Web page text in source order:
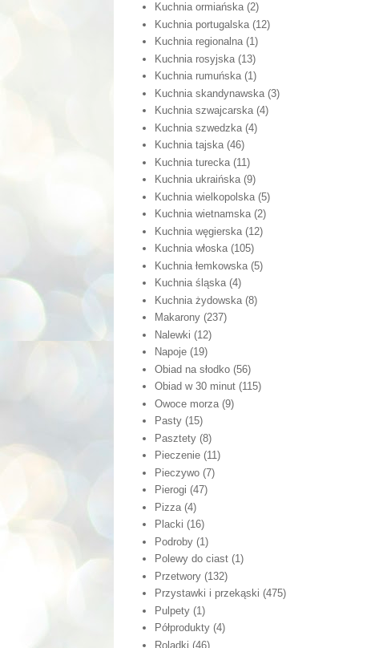
Kuchnia ormiańska (2)
Kuchnia portugalska (12)
Kuchnia regionalna (1)
Kuchnia rosyjska (13)
Kuchnia rumuńska (1)
Kuchnia skandynawska (3)
Kuchnia szwajcarska (4)
Kuchnia szwedzka (4)
Kuchnia tajska (46)
Kuchnia turecka (11)
Kuchnia ukraińska (9)
Kuchnia wielkopolska (5)
Kuchnia wietnamska (2)
Kuchnia węgierska (12)
Kuchnia włoska (105)
Kuchnia łemkowska (5)
Kuchnia śląska (4)
Kuchnia żydowska (8)
Makarony (237)
Nalewki (12)
Napoje (19)
Obiad na słodko (56)
Obiad w 30 minut (115)
Owoce morza (9)
Pasty (15)
Pasztety (8)
Pieczenie (11)
Pieczywo (7)
Pierogi (47)
Pizza (4)
Placki (16)
Podroby (1)
Polewy do ciast (1)
Przetwory (132)
Przystawki i przekąski (475)
Pulpety (1)
Półprodukty (4)
Roladki (46)